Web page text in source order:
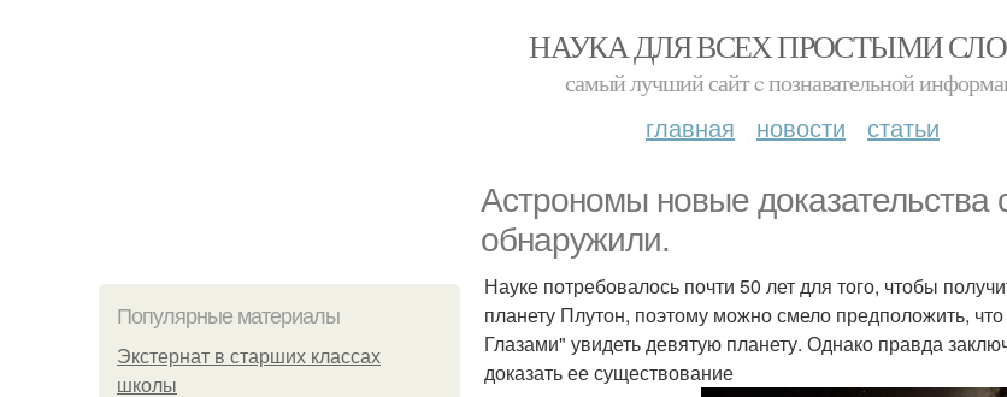
НАУКА ДЛЯ ВСЕХ ПРОСТЫМИ
самый лучший сайт c познавательной
главная новости статьи
Астрономы новые доказательства
обнаружили.
Популярные материалы
Экстернат в старших классах
школы
Науке потребовалось почти 50 лет для того, чтобы
планету Плутон, поэтому можно смело предположить,
Глазами" увидеть девятую планету. Однако правда
доказать ее существование